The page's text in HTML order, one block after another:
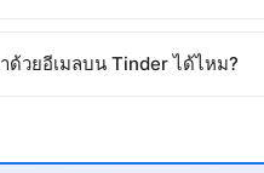
ด้วยอีเมลบน Tinder ได้ไหม?